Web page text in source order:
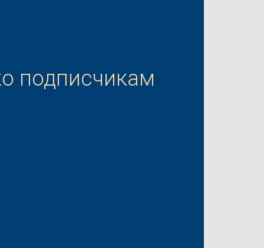
подписчикам